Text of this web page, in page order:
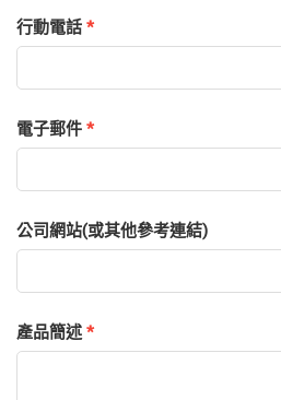
行動電話 *
電子郵件 *
公司網站(或其他參考連結)
產品簡述 *